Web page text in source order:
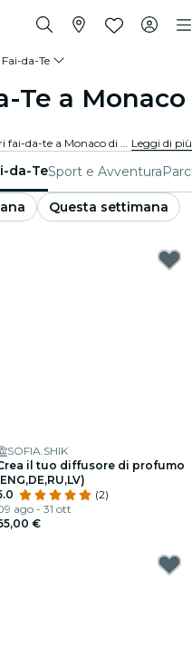
da-Te
Te a Monaco
Sbizzarrisci la tua creatività con laboratori fai-da-te a Monaco di Baviera. Impara nuove abilità, crea oggetti unici e connettiti con persone che la pensano come te in un ambiente accogliente. Leggi di più
da-TeSport e Avventura
Questa settimana
SOFIA.SHIK
il tuo diffusore di profumo
(2)
ago - 31 ott
€